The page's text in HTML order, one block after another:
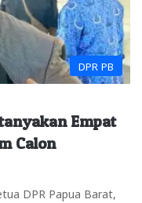
DPR PB
Empat
Calon
DPR Papua Barat,